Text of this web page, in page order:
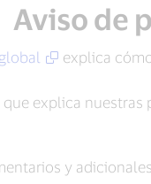
Aviso de
explica
que explica nuestras
y